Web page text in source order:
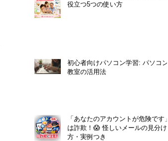
役立つ5つの使い方
初心者向けパソコン学習: パソコン
教室の活用法
「あなたのアカウントが危険です」
は詐欺！😱 怪しいメールの見分け
方・実例つき